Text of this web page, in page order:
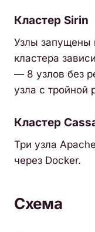
Кластер Sirin
Узлы запущены
кластера
— 8 узлов без
узла с тройной
Кластер
Три узла
через Docker.
Схема